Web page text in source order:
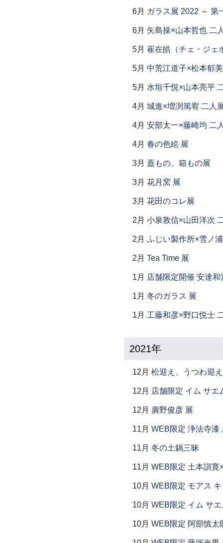
6月 ガラス展 2022 ～ 第
6月 矢島操×山本哲也 二
5月 崔在皓（チェ・ジェ
5月 中荒江道子×松本郁
5月 水垣千悦×山本亮平
4月 城進×増渕篤宥 二人
4月 安部太一×藤崎均 二
4月 春の色絵 展
3月 蓋もの、箱もの展
3月 花月窯 展
3月 花田のコレ展
2月 小泉敦信×山田洋次
2月 ふじい製作所×雪ノ
2月 Tea Time 展
1月 店舗限定開催 安達和
1月 冬のガラス 展
1月 工藤和彦×野口悦士
2021年
12月 松迎え、うつわ迎
12月 店舗限定 イム サ
12月 廣野俊彦 展
11月 WEB限定 浄法寺漆
11月 冬の土鍋三昧
11月 WEB限定 土本訓寛
10月 WEB限定 モアス
10月 WEB限定 イム サ
10月 WEB限定 阿部慎太